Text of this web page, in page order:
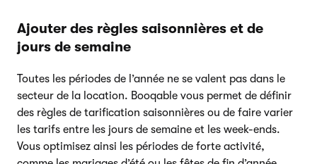
Ajouter des règles saisonnières et de
jours de semaine
Toutes les périodes de l’année ne se valent pas dans le
secteur de la location. Booqable vous permet de définir
des règles de tarification saisonnières ou de faire varier
les tarifs entre les jours de semaine et les week-ends.
Vous optimisez ainsi les périodes de forte activité,